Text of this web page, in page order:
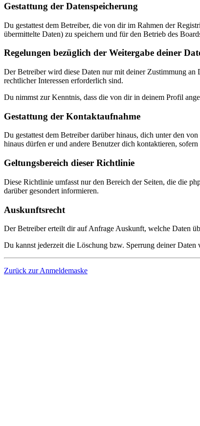
Gestattung der Datenspeicherung
Du gestattest dem Betreiber, die von dir im Rahmen der
übermittelte Daten) zu speichern und für den Betrieb des
Regelungen bezüglich der Weitergabe deiner
Der Betreiber wird diese Daten nur mit deiner Zustimmung
rechtlicher Interessen erforderlich sind.
Du nimmst zur Kenntnis, dass die von dir in deinem Profil
Gestattung der Kontaktaufnahme
Du gestattest dem Betreiber darüber hinaus, dich unter den
hinaus dürfen er und andere Benutzer dich kontaktieren,
Geltungsbereich dieser Richtlinie
Diese Richtlinie umfasst nur den Bereich der Seiten, die die
darüber gesondert informieren.
Auskunftsrecht
Der Betreiber erteilt dir auf Anfrage Auskunft, welche Daten
Du kannst jederzeit die Löschung bzw. Sperrung deiner
Zurück zur Anmeldemaske